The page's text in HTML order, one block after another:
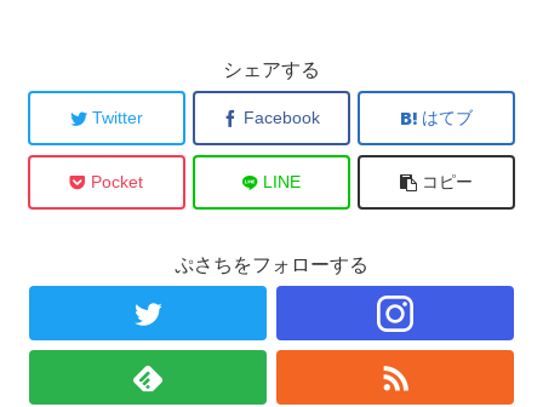
シェアする
Twitter Facebook はてブ
Pocket LINE コピー
ぷさちをフォローする